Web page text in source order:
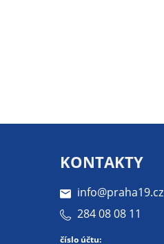
KONTAKTY
info@praha19.cz
284 08 08 11
číslo účtu: